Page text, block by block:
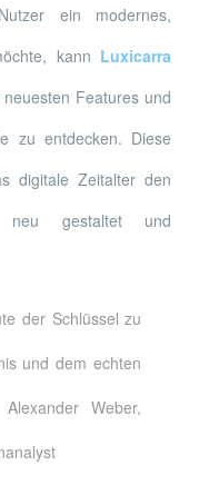
ein modernes,
kann Luxicarra
Features und
zu entdecken. Diese
digitale Zeitalter den
gestaltet und
der Schlüssel zu
und dem echten
Weber,